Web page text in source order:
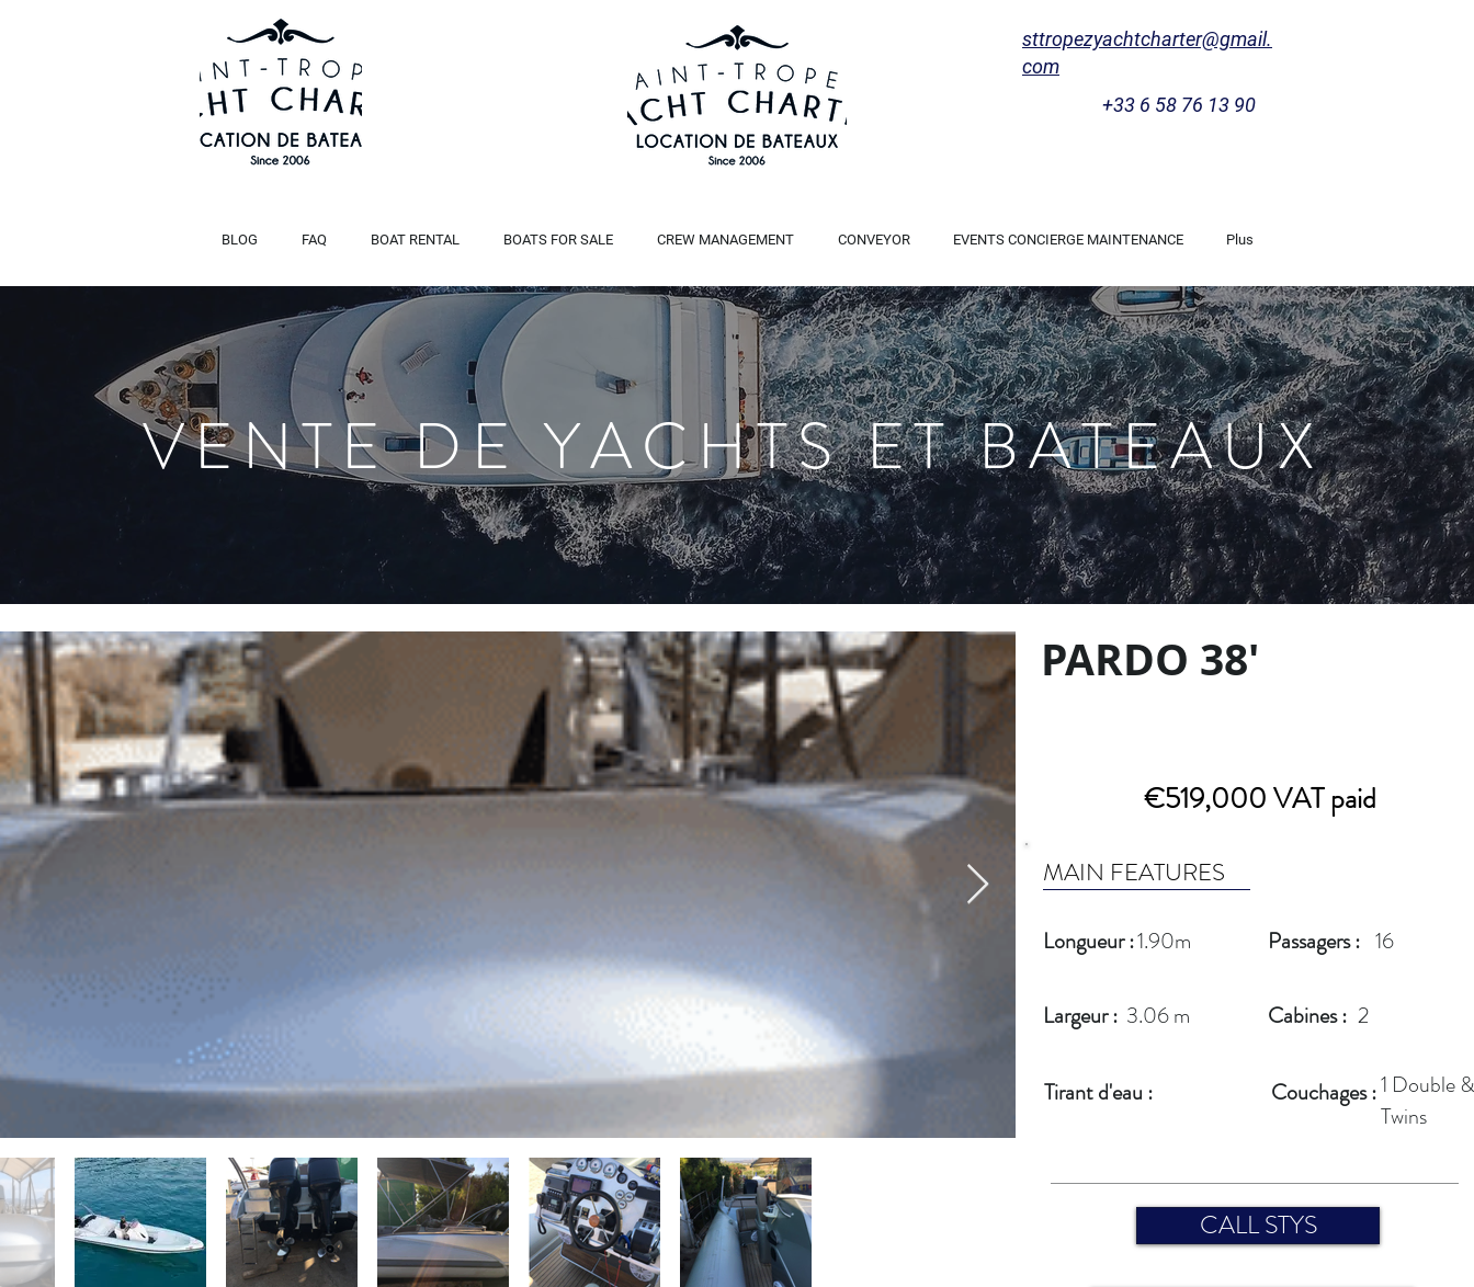
sttropezyachtcharter@gmail.
com
+33 6 58 76 13 90
BLOG FAQ BOAT RENTAL BOATS FOR SALE CREW MANAGEMENT CONVEYOR EVENTS CONCIERGE MAINTENANCE Plus
VENTE DE YACHTS ET BATEAUX
PARDO 38'
€519,000 VAT paid
MAIN FEATURES
Longueur :1.90m Passagers : 16
Largeur : 3.06 m Cabines : 2
Tirant d'eau : Couchages :
CALL STYS
1 Double
Twins